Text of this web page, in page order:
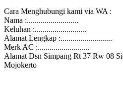
Cara Menghubungi kami via WA :
Nama :..........................
Keluhan :..........................
Alamat Lengkap :..........................
Merk AC :..........................
Alamat Dsn Simpang Rt 37 Rw 08
Mojokerto